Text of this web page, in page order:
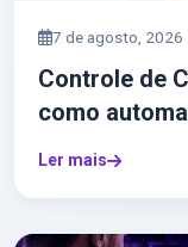
7 de agosto, 2026
Controle de
como
Ler mais